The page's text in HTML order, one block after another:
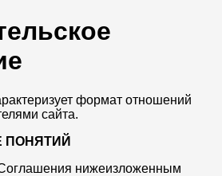
формат отношений
сайта.
ПОНЯТИЙ
нижеизложенным